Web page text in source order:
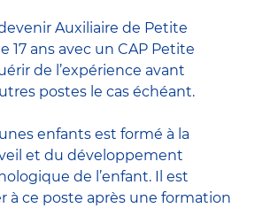
Auxiliaire de Petite
17 ans avec un CAP Petite
de l’expérience avant
postes le cas échéant.
enfants est formé à la
et du développement
de l’enfant. Il est
à ce poste après une formation